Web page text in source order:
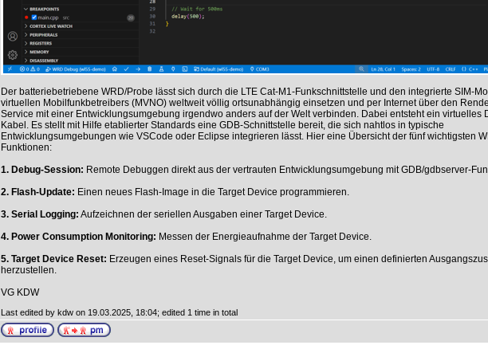
Der batteriebetriebene WRD/Probe lässt sich durch die LTE Cat-M1-Funkschnittstelle und den integrierte SIM-
virtuellen Mobilfunkbetreibers (MVNO) weltweit völlig ortsunabhängig einsetzen und per Internet über den
Service mit einer Entwicklungsumgebung irgendwo anders auf der Welt verbinden. Dabei entsteht ein virtuelles
Kabel. Es stellt mit Hilfe etablierter Standards eine GDB-Schnittstelle bereit, die sich nahtlos in typische
Entwicklungsumgebungen wie VSCode oder Eclipse integrieren lässt. Hier eine Übersicht der fünf wichtigsten
Funktionen:
1. Debug-Session: Remote Debuggen direkt aus der vertrauten Entwicklungsumgebung mit GDB/gdbserver-
2. Flash-Update: Einen neues Flash-Image in die Target Device programmieren.
3. Serial Logging: Aufzeichnen der seriellen Ausgaben einer Target Device.
4. Power Consumption Monitoring: Messen der Energieaufnahme der Target Device.
5. Target Device Reset: Erzeugen eines Reset-Signals für die Target Device, um einen definierten
herzustellen.
VG KDW
Last edited by kdw on 19.03.2025, 18:04; edited 1 time in total